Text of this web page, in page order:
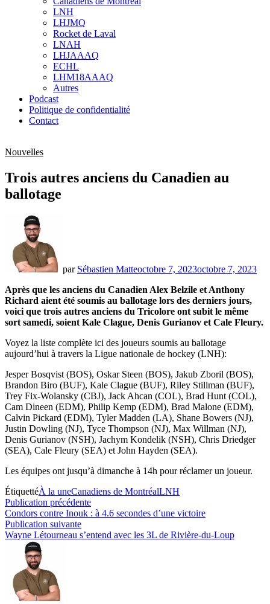
sub
menu
LNH
LHJMQ
Rocket de Laval
LNAH
LHJAAAQ
ECHL
LHM18AAAQ
Autres
Podcast
Politique de confidentialité
Contact
Nouvelles
Trois autres anciens du Canadien au
ballotage
par Sébastien Matteoctobre 7, 2023octobre 7, 2023
Après que les anciens du Canadien Alex Belzile et Anthony
Richard aient été soumis au ballotage lors des derniers jours,
voici que trois autres anciens du Tricolore ont subit le même
sort samedi, soient Kale Clague, Denis Gurianov et Cale Fleury.
Voyez la liste complète ici des joueurs soumis au ballotage
aujourd’hui à travers la Ligue nationale de hockey (LNH):
Jesper Bosqvist (BOS), Oskar Steen (BOS), Jakub Zboril (BOS),
Brandon Biro (BUF), Kale Clague (BUF), Riley Stillman (BUF),
Trey Fix-Wolansky (CBJ), Jack Ahcan (COL), Brad Hunt (COL),
Cam Dineen (EDM), Philip Kemp (EDM), Brad Malone (EDM),
Calvin Pickard (EDM), Tyler Madden (LA), Shane Bowers (NJ),
Justin Dowling (NJ), Tyce Thompson (NJ), Max Willman (NJ),
Denis Gurianov (NSH), Jachym Kondelik (NSH), Chris Driedger
(SEA), Cale Fleury (SEA) et John Hayden (SEA).
Les équipes ont jusqu’à dimanche à 14h pour réclamer un joueur.
ÉtiquettéÀ la uneCanadiens de MontréalLNH
Navigation
de
l’article
Publication précédentePublication
précédente :
Condors contre Inouk : à 4.6 secondes d’une victoire
Publication suivantePublication
suivante :
Wayne Létourneau s’entend avec les 3L de Rivière-du-Loup